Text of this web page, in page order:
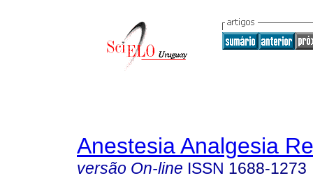
Anestesia Analgesia
versão On-line ISSN 1688-1273